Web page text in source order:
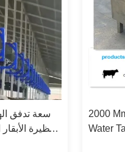
حظيرة
2000
Water